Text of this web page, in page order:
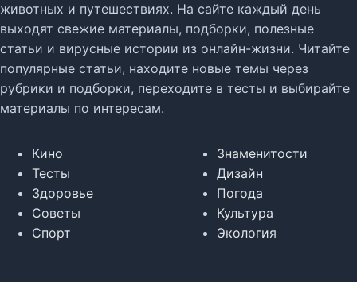
животных и путешествиях. На сайте каждый день
выходят свежие материалы, подборки, полезные
статьи и вирусные истории из онлайн-жизни. Читайте
популярные статьи, находите новые темы через
рубрики и подборки, переходите в тесты и выбирайте
материалы по интересам.
Кино
Тесты
Здоровье
Советы
Спорт
Знаменитости
Дизайн
Погода
Культура
Экология